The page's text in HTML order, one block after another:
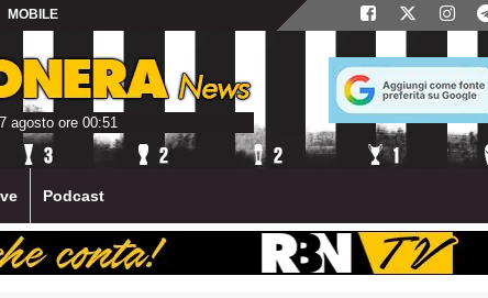
MOBILE
agosto ore 00:51
Podcast